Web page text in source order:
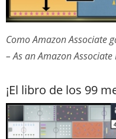
Como Amazon Associate
– As an Amazon
¡El libro de los 99